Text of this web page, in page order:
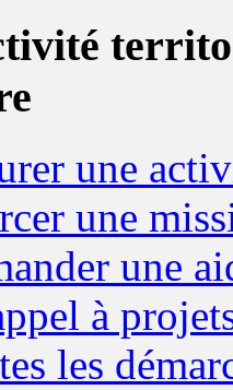
une
une
une
à
les